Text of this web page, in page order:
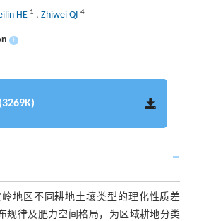
HE 1 , Zhiwei QI 4
+
地区不同耕地土壤类型的理化性质差
规律及肥力空间格局，为区域耕地分类